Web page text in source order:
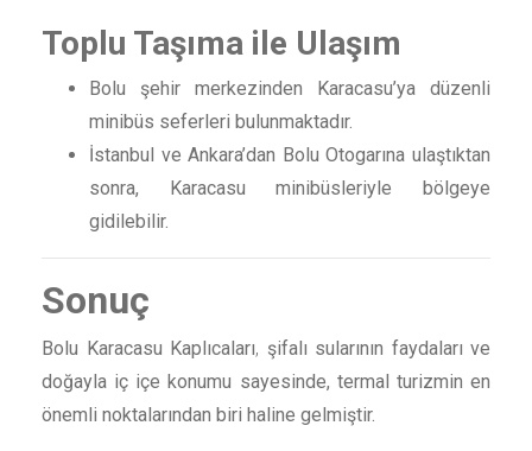
Toplu Taşıma ile Ulaşım
Bolu şehir merkezinden Karacasu’ya düzenli
minibüs seferleri bulunmaktadır.
İstanbul ve Ankara’dan Bolu Otogarına ulaştıktan
sonra, Karacasu minibüsleriyle bölgeye
gidilebilir.
Sonuç
Bolu Karacasu Kaplıcaları, şifalı sularının faydaları ve
doğayla iç içe konumu sayesinde, termal turizmin en
önemli noktalarından biri haline gelmiştir.